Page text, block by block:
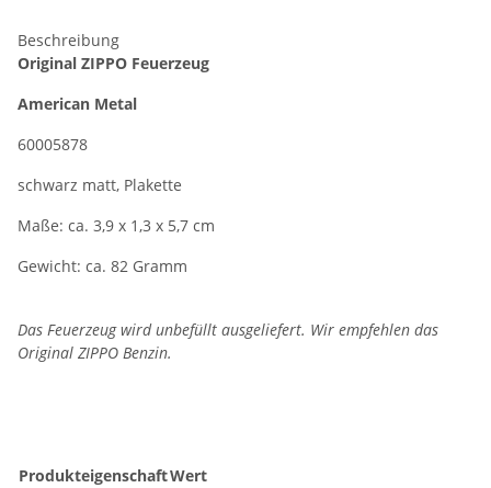
Beschreibung
Original ZIPPO Feuerzeug
American Metal
60005878
schwarz matt, Plakette
Maße: ca. 3,9 x 1,3 x 5,7 cm
Gewicht: ca. 82 Gramm
Das Feuerzeug wird unbefüllt ausgeliefert. Wir empfehlen das
Original ZIPPO Benzin.
ProdukteigenschaftWert